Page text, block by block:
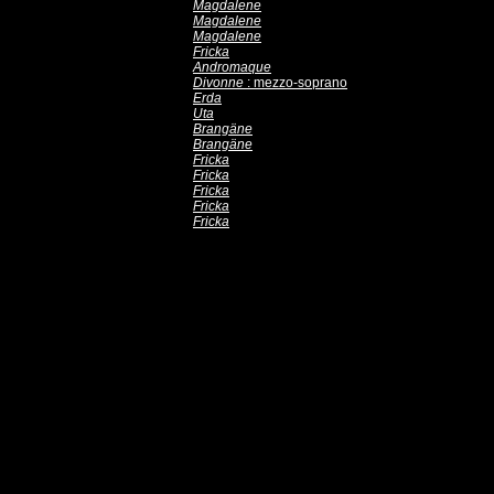
Magdalene
Magdalene
Magdalene
Fricka
Andromaque
Divonne : mezzo-soprano
Erda
Uta
Brangäne
Brangäne
Fricka
Fricka
Fricka
Fricka
Fricka